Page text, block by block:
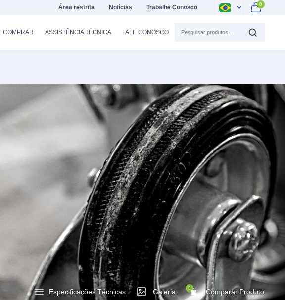
Área restrita Notícias Trabalhe Conosco 0
COMPRAR ASSISTÊNCIA TÉCNICA FALE CONOSCO
Especificações Técnicas Galeria 0 Comparar Produto